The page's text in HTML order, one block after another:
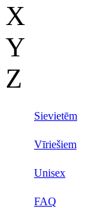
X
Y
Z
Sievietēm
Vīriešiem
Unisex
FAQ